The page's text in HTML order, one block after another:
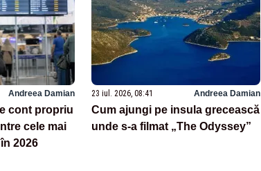
Andreea Damian
cont propriu
cele mai
2026
23 iul. 2026, 08:41 Andreea Damian
Cum ajungi pe insula grecească
unde s-a filmat „The Odyssey”